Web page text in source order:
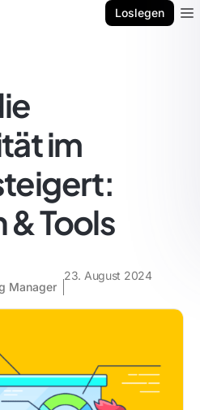
Loslegen
im
Tools
Manager
23. August 2024